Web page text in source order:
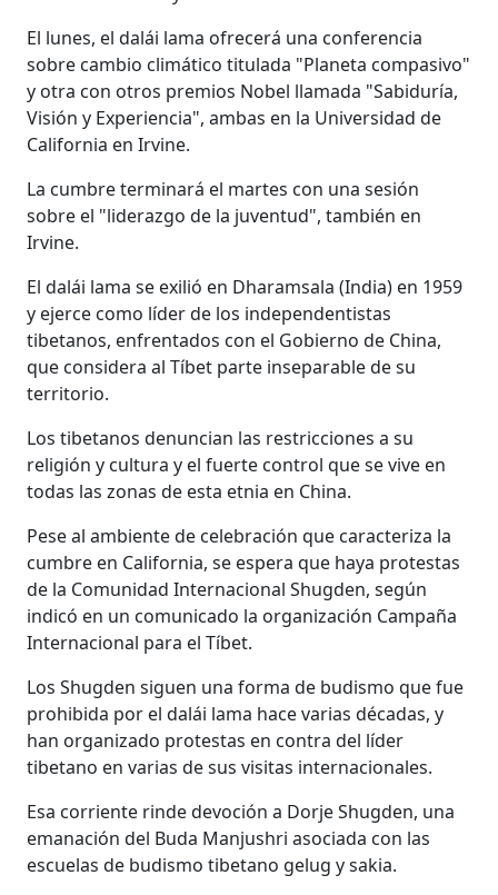
El lunes, el dalái lama ofrecerá una conferencia
sobre cambio climático titulada "Planeta compasivo"
y otra con otros premios Nobel llamada "Sabiduría,
Visión y Experiencia", ambas en la Universidad de
California en Irvine.
La cumbre terminará el martes con una sesión
sobre el "liderazgo de la juventud", también en
Irvine.
El dalái lama se exilió en Dharamsala (India) en 1959
y ejerce como líder de los independentistas
tibetanos, enfrentados con el Gobierno de China,
que considera al Tíbet parte inseparable de su
territorio.
Los tibetanos denuncian las restricciones a su
religión y cultura y el fuerte control que se vive en
todas las zonas de esta etnia en China.
Pese al ambiente de celebración que caracteriza la
cumbre en California, se espera que haya protestas
de la Comunidad Internacional Shugden, según
indicó en un comunicado la organización Campaña
Internacional para el Tíbet.
Los Shugden siguen una forma de budismo que fue
prohibida por el dalái lama hace varias décadas, y
han organizado protestas en contra del líder
tibetano en varias de sus visitas internacionales.
Esa corriente rinde devoción a Dorje Shugden, una
emanación del Buda Manjushri asociada con las
escuelas de budismo tibetano gelug y sakia.